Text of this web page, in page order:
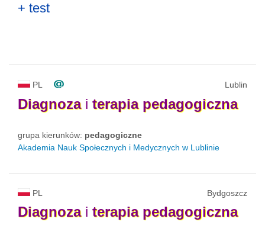
+ test
PL Lublin
Diagnozai terapia pedagogiczna
grupa kierunków: pedagogiczne
Akademia Nauk Społecznych i Medycznych w Lublinie
PL Bydgoszcz
Diagnozai terapia pedagogiczna